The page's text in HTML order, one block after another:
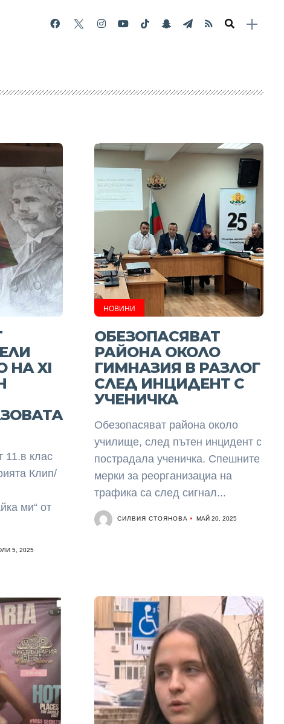
НА XI
11.в клас
Клип/
ми“ от
5, 2025
НОВИНИ
ОБЕЗОПАСЯВАТ
РАЙОНА ОКОЛО
ГИМНАЗИЯ В РАЗЛОГ
СЛЕД ИНЦИДЕНТ С
УЧЕНИЧКА
Обезопасяват района около
училище, след пътен инцидент с
пострадала ученичка. Спешните
мерки за реорганизациа на
трафика са след сигнал...
СИЛВИЯ СТОЯНОВА МАЙ 20, 2025